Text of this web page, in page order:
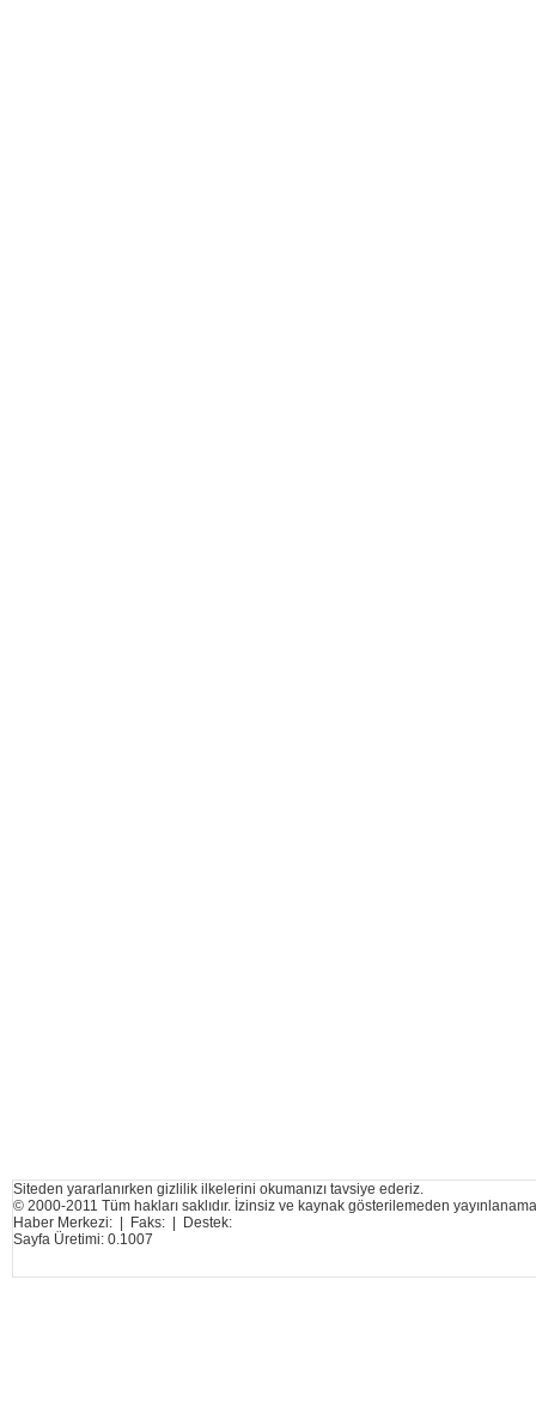
Siteden yararlanırken gizlilik ilkelerini okumanızı tavsiye ederiz.
© 2000-2011 Tüm hakları saklıdır. İzinsiz ve kaynak gösterilemeden
Haber Merkezi: | Faks: | Destek:
Sayfa Üretimi: 0.1007